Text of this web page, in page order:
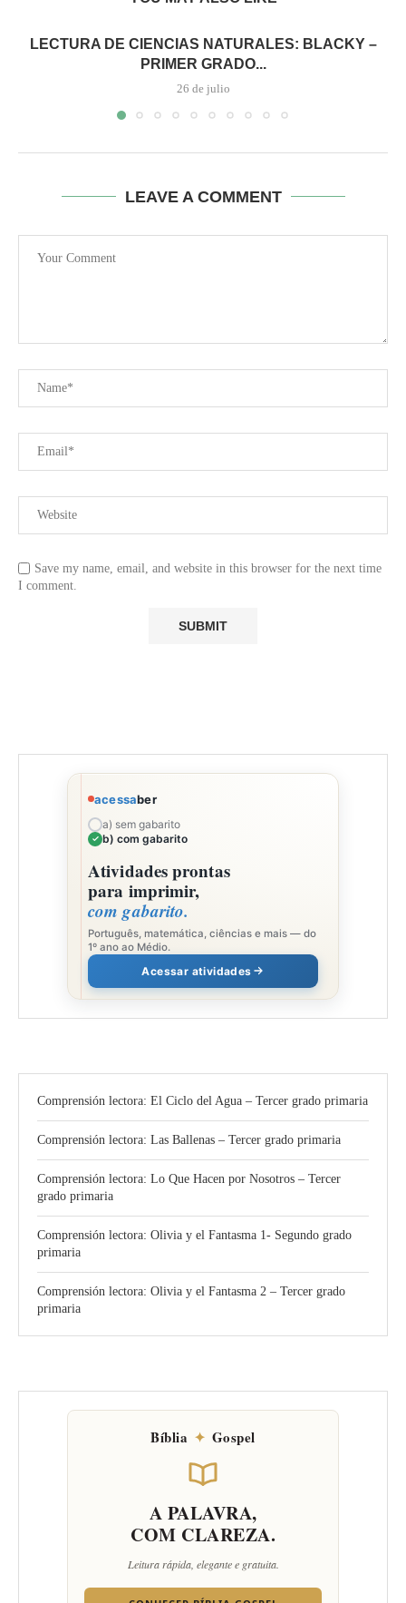
LECTURA DE CIENCIAS NATURALES: BLACKY –
PRIMER GRADO...
26 de julio
LEAVE A COMMENT
Save my name, email, and website in this browser for the next time
I comment.
acessaber
a) sem gabarito
b) com gabarito
Atividades prontas
para imprimir,
com gabarito.
Português, matemática, ciências e mais — do
1º ano ao Médio.
Acessar atividades
Comprensión lectora: El Ciclo del Agua – Tercer grado primaria
Comprensión lectora: Las Ballenas – Tercer grado primaria
Comprensión lectora: Lo Que Hacen por Nosotros – Tercer
grado primaria
Comprensión lectora: Olivia y el Fantasma 1- Segundo grado
primaria
Comprensión lectora: Olivia y el Fantasma 2 – Tercer grado
primaria
Bíblia ✦ Gospel
A PALAVRA,
COM CLAREZA.
Leitura rápida, elegante e gratuita.